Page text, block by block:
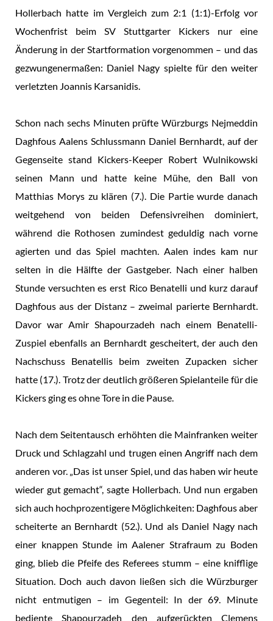
Hollerbach hatte im Vergleich zum 2:1 (1:1)-Erfolg vor
Wochenfrist beim SV Stuttgarter Kickers nur eine
Änderung in der Startformation vorgenommen – und das
gezwungenermaßen: Daniel Nagy spielte für den weiter
verletzten Joannis Karsanidis.
Schon nach sechs Minuten prüfte Würzburgs Nejmeddin
Daghfous Aalens Schlussmann Daniel Bernhardt, auf der
Gegenseite stand Kickers-Keeper Robert Wulnikowski
seinen Mann und hatte keine Mühe, den Ball von
Matthias Morys zu klären (7.). Die Partie wurde danach
weitgehend von beiden Defensivreihen dominiert,
während die Rothosen zumindest geduldig nach vorne
agierten und das Spiel machten. Aalen indes kam nur
selten in die Hälfte der Gastgeber. Nach einer halben
Stunde versuchten es erst Rico Benatelli und kurz darauf
Daghfous aus der Distanz – zweimal parierte Bernhardt.
Davor war Amir Shapourzadeh nach einem Benatelli-
Zuspiel ebenfalls an Bernhardt gescheitert, der auch den
Nachschuss Benatellis beim zweiten Zupacken sicher
hatte (17.). Trotz der deutlich größeren Spielanteile für die
Kickers ging es ohne Tore in die Pause.
Nach dem Seitentausch erhöhten die Mainfranken weiter
Druck und Schlagzahl und trugen einen Angriff nach dem
anderen vor. „Das ist unser Spiel, und das haben wir heute
wieder gut gemacht“, sagte Hollerbach. Und nun ergaben
sich auch hochprozentigere Möglichkeiten: Daghfous aber
scheiterte an Bernhardt (52.). Und als Daniel Nagy nach
einer knappen Stunde im Aalener Strafraum zu Boden
ging, blieb die Pfeife des Referees stumm – eine knifflige
Situation. Doch auch davon ließen sich die Würzburger
nicht entmutigen – im Gegenteil: In der 69. Minute
bediente Shapourzadeh den aufgerückten Clemens